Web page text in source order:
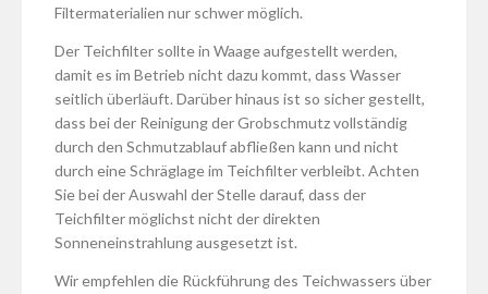
Filtermaterialien nur schwer möglich.
Der Teichfilter sollte in Waage aufgestellt werden,
damit es im Betrieb nicht dazu kommt, dass Wasser
seitlich überläuft. Darüber hinaus ist so sicher gestellt,
dass bei der Reinigung der Grobschmutz vollständig
durch den Schmutzablauf abfließen kann und nicht
durch eine Schräglage im Teichfilter verbleibt. Achten
Sie bei der Auswahl der Stelle darauf, dass der
Teichfilter möglichst nicht der direkten
Sonneneinstrahlung ausgesetzt ist.
Wir empfehlen die Rückführung des Teichwassers über